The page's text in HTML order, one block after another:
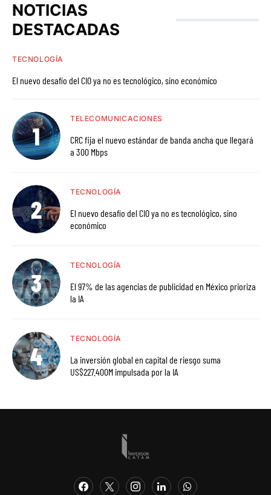
NOTICIAS
DESTACADAS
TECNOLOGÍA
El nuevo desafío del CIO ya no es tecnológico, sino económico
TELECOMUNICACIONES
CRC fija el nuevo estándar de banda ancha que llegará
a 300 Mbps
TECNOLOGÍA
El nuevo desafío del CIO ya no es tecnológico, sino
económico
TECNOLOGÍA
El 97% de las agencias de publicidad en México prioriza
la IA
TECNOLOGÍA
La inversión global en capital de riesgo suma
US$227.400M impulsada por la IA